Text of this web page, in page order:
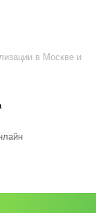
в Москве и